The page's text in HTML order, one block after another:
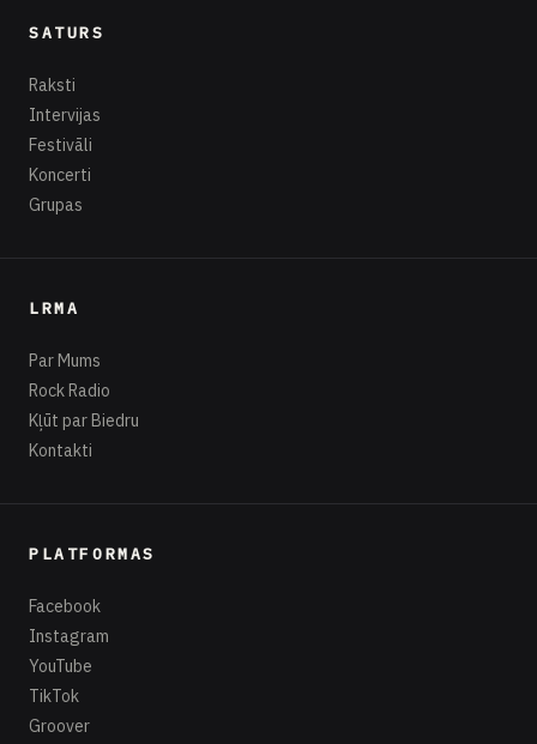
SATURS
Raksti
Intervijas
Festivāli
Koncerti
Grupas
LRMA
Par Mums
Rock Radio
Kļūt par Biedru
Kontakti
PLATFORMAS
Facebook
Instagram
YouTube
TikTok
Groover